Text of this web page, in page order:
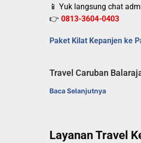
📱 Yuk langsung chat
👉 0813-3604-0403
Paket Kilat Kepanjen ke
Travel Caruban
Baca Selanjutnya
Layanan Travel